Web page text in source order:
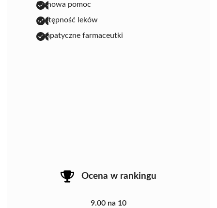
fachowa pomoc
dostępność leków
sympatyczne farmaceutki
Ocena w rankingu
9.00 na 10